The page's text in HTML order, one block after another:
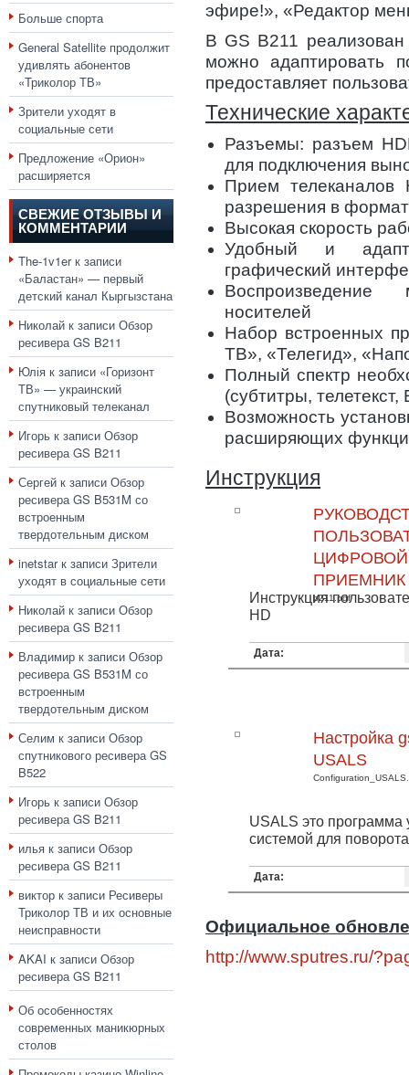
Больше спорта
General Satellite продолжит
удивлять абонентов
«Триколор ТВ»
Зрители уходят в
социальные сети
Предложение «Орион»
расширяется
СВЕЖИЕ ОТЗЫВЫ И
КОММЕНТАРИИ
The-1v1erк записи
«Баластан» — первый
детский канал Кыргызстана
Николай к записи Обзор
ресивера GS B211
Юлія к записи «Горизонт
ТВ» — украинский
спутниковый телеканал
Игорь к записи Обзор
ресивера GS B211
Сергей к записи Обзор
ресивера GS B531M со
встроенным
твердотельным диском
inetstarк записи Зрители
уходят в социальные сети
Николай к записи Обзор
ресивера GS B211
Владимир к записи Обзор
ресивера GS B531M со
встроенным
твердотельным диском
Селим к записи Обзор
спутникового ресивера GS
B522
Игорь к записи Обзор
ресивера GS B211
илья к записи Обзор
ресивера GS B211
виктор к записи Ресиверы
Триколор ТВ и их основные
неисправности
AKAI к записи Обзор
ресивера GS B211
Об особенностях
современных маникюрных
столов
эфире!», «Редактор
В GS B211
можно адаптировать
предоставляет
Технические
Разъемы: разъем
для подключения
Прием телеканалов
разрешения в
Высокая скорость
Удобный и
графический
носителей
Набор встроенных
ТВ», «Телегид»,
Полный спектр
(субтитры, телетекст,
Возможность
расширяющих
Инструкция
ПРИЕМНИК
b211.pdf
Инструкция
HD
Дата:
Настройка
USALS
USALS это программа
системой для
Дата:
Официальное
http://www.sputres.ru/